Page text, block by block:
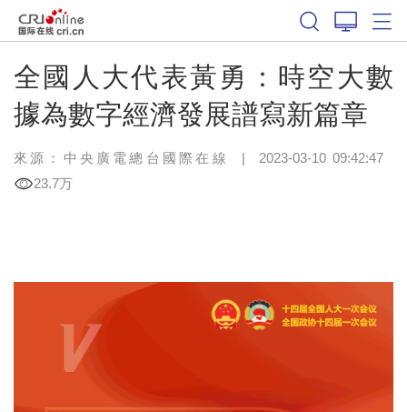
全國人大代表黃勇：時空大數
據為數字經濟發展譜寫新篇章
來源：中央廣電總台國際在線 | 2023-03-10 09:42:47
23.7万